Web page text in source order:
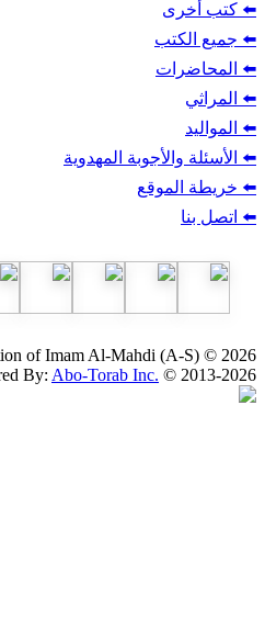
المهدوية
Foundation of Imam Al-
v1.0, Powered By:Abo-Torab Inc.